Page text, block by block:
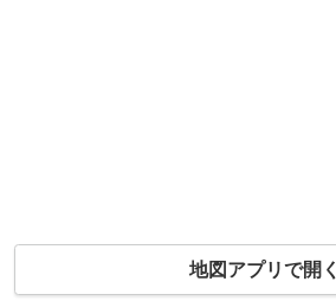
地図アプリで開く